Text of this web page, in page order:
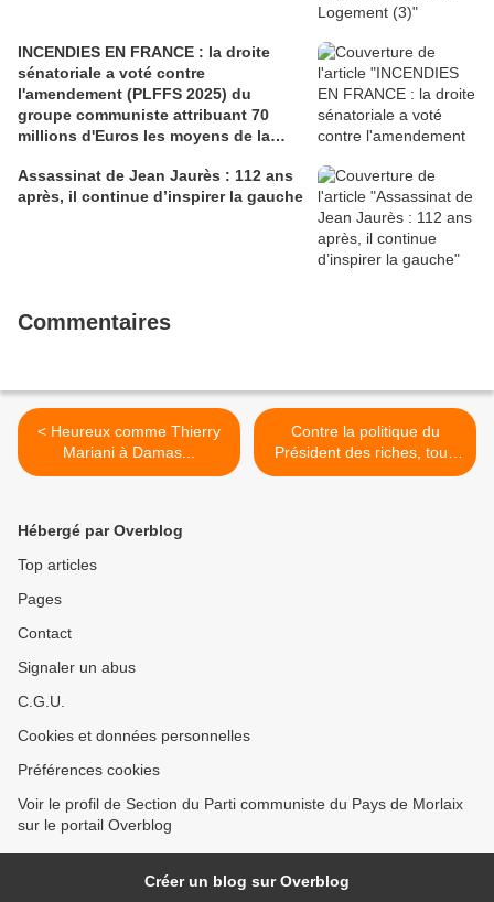
INCENDIES EN FRANCE : la droite
sénatoriale a voté contre
l'amendement (PLFFS 2025) du
groupe communiste attribuant 70
millions d'Euros les moyens de la
Sénateur Communiste)
Assassinat de Jean Jaurès : 112 ans
après, il continue d’inspirer la gauche
Commentaires
< Heureux comme Thierry
Mariani à Damas...
Contre la politique du
Président des riches, tous
dans la rue le 16 novembre!
Hébergé par Overblog
Top articles
Pages
Contact
Signaler un abus
C.G.U.
Cookies et données personnelles
Préférences cookies
Voir le profil de Section du Parti communiste du Pays de Morlaix
sur le portail Overblog
Créer un blog sur Overblog